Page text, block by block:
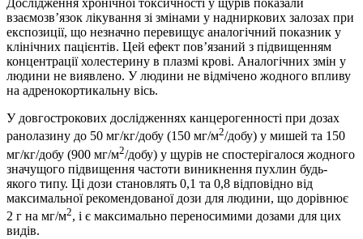
Дослідження хронічної токсичності у щурів показали
взаємозв’язок лікування зі змінами у надниркових залозах при
експозиції, що незначно перевищує аналогічний показник у
клінічних пацієнтів. Цей ефект пов’язаний з підвищенням
концентрації холестерину в плазмі крові. Аналогічних змін у
людини не виявлено. У людини не відмічено жодного впливу
на адренокортикальну вісь.
У довгострокових дослідженнях канцерогенності при дозах
ранолазину до 50 мг/кг/добу (150 мг/м2/добу) у мишей та 150
мг/кг/добу (900 мг/м2/добу) у щурів не спостерігалося жодного
значущого підвищення частоти виникнення пухлин будь-
якого типу. Ці дози становлять 0,1 та 0,8 відповідно від
максимальної рекомендованої дози для людини, що дорівнює
2 г на мг/м2, і є максимально переносимими дозами для цих
видів.